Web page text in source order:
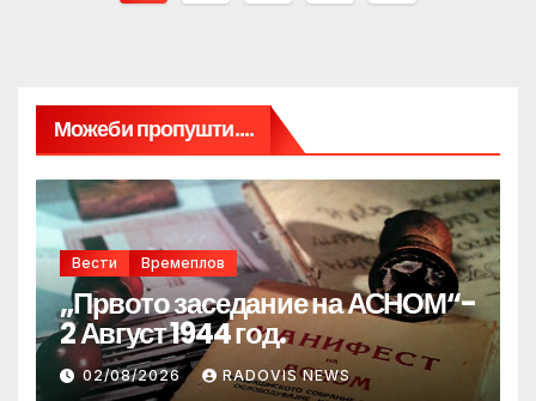
Можеби пропушти....
Вести Времеплов
„Првото заседание на АСНОМ“-
2 Август 1944 год.
02/08/2026 RADOVIS NEWS